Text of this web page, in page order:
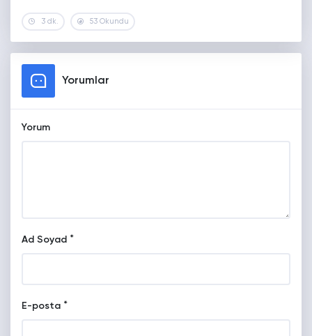
3 dk. 53 Okundu
Yorumlar
Yorum
Ad Soyad *
E-posta *